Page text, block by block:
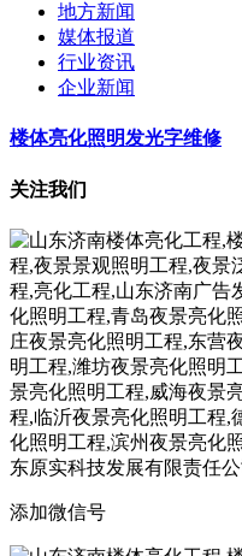
地方新闻
媒体报道
行业资讯
企业新闻
楼体亮化照明发光字维修
关注我们
添加微信号